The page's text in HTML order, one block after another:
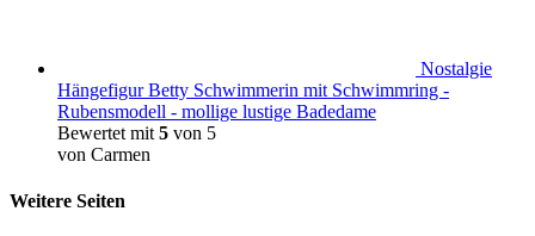
Nostalgie
Hängefigur Betty Schwimmerin mit Schwimmring -
Rubensmodell - mollige lustige Badedame
Bewertet mit 5 von 5
von Carmen
Weitere Seiten